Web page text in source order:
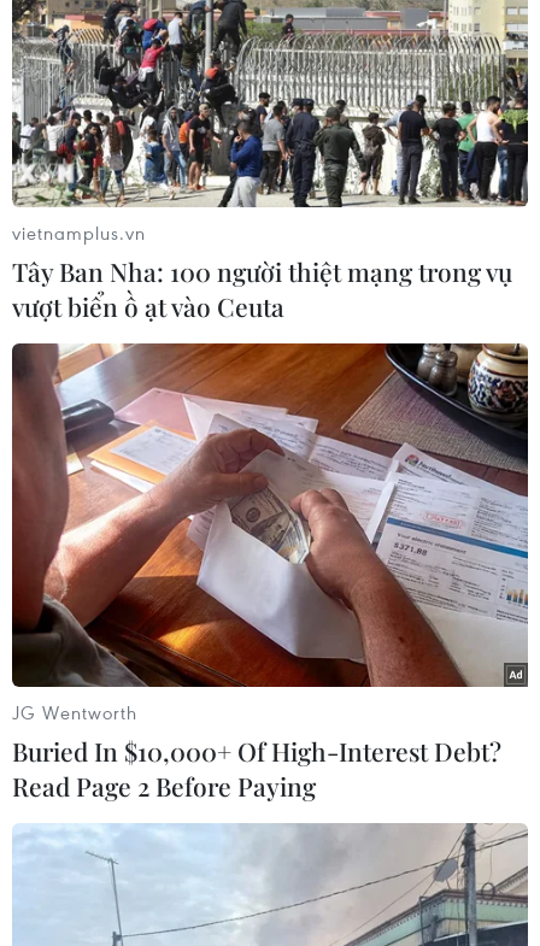
Bắt giữ 2 đối tượng trong vụ phá két sắt lấy
đi hơn 200 cây vàng
17/10/2018 01:53
Sáng 18/9, Phạm Văn Cửu đột nhập vào nhà ông Đinh
Quang Minh, Giám đốc Công ty trách nhiệm hữu hạn
Bảo Sơn (phường Ninh Khánh, thành phố Ninh Bình)
phá két sắt lấy đi hơn 200 cây vàng.
"Chuyên gia" phá két sắt gây ra 10 vụ trộm
khi đang bị truy nã
14/12/2018 07:40
vietnamplus.vn
Tây Ban Nha: 100 người thiệt mạng trong vụ
vượt biển ồ ạt vào Ceuta
JG Wentworth
Buried In $10,000+ Of High-Interest Debt?
Read Page 2 Before Paying